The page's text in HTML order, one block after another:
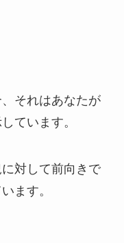
それはあなたが
ています。
対して前向きで
ます。